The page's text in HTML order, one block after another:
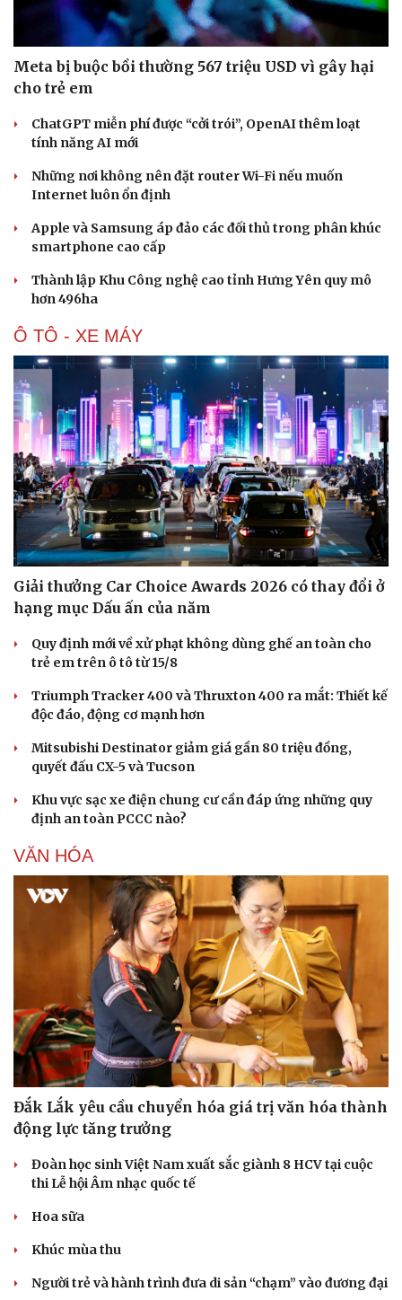
Văn hóa
Sân khấu - Điện ảnh
Văn học
Âm nhạc
Di sản
Giải trí
Nghệ sĩ
Thời trang
Sao Việt
Meta bị buộc bồi thường 567 triệu USD vì gây hại
cho trẻ em
ChatGPT miễn phí được “cởi trói”, OpenAI thêm loạt
tính năng AI mới
Những nơi không nên đặt router Wi-Fi nếu muốn
Internet luôn ổn định
Apple và Samsung áp đảo các đối thủ trong phân khúc
smartphone cao cấp
Thành lập Khu Công nghệ cao tỉnh Hưng Yên quy mô
hơn 496ha
Ô TÔ - XE MÁY
Giải thưởng Car Choice Awards 2026 có thay đổi ở
hạng mục Dấu ấn của năm
Quy định mới về xử phạt không dùng ghế an toàn cho
trẻ em trên ô tô từ 15/8
Triumph Tracker 400 và Thruxton 400 ra mắt: Thiết kế
độc đáo, động cơ mạnh hơn
Mitsubishi Destinator giảm giá gần 80 triệu đồng,
quyết đấu CX-5 và Tucson
Khu vực sạc xe điện chung cư cần đáp ứng những quy
định an toàn PCCC nào?
VĂN HÓA
Đắk Lắk yêu cầu chuyển hóa giá trị văn hóa thành
động lực tăng trưởng
Đoàn học sinh Việt Nam xuất sắc giành 8 HCV tại cuộc
thi Lễ hội Âm nhạc quốc tế
Hoa sữa
Khúc mùa thu
Người trẻ và hành trình đưa di sản “chạm” vào đương đại